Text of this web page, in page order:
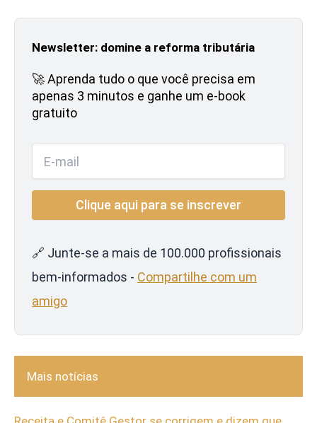
Newsletter: domine a reforma tributária
🚀 Aprenda tudo o que você precisa em
apenas 3 minutos e ganhe um e-book
gratuito
🔗 Junte-se a mais de 100.000 profissionais
bem-informados - Compartilhe com um
amigo
Mais notícias